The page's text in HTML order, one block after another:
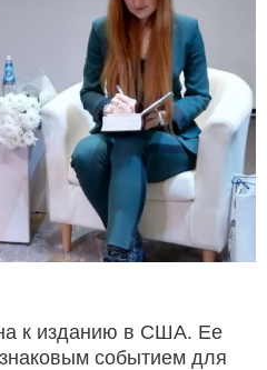
к изданию в США. Ее
событием для